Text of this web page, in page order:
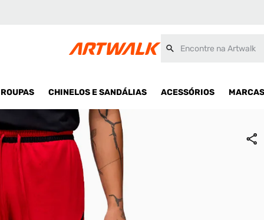
ROUPAS CHINELOS E SANDÁLIAS ACESSÓRIOS MARCAS